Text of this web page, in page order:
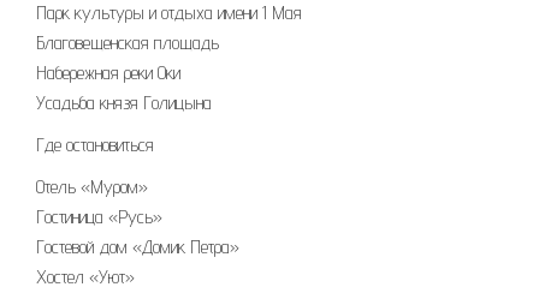
Парк культуры и отдыха имени 1 Мая
Благовещенская площадь
Набережная реки Оки
Усадьба князя Голицына
Где остановиться
Отель «Муром»
Гостиница «Русь»
Гостевой дом «Домик Петра»
Хостел «Уют»